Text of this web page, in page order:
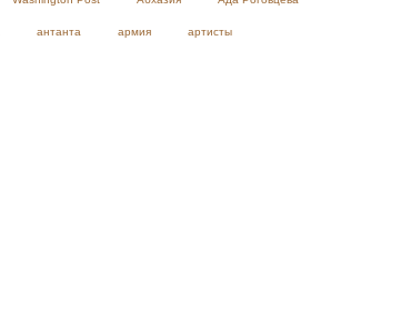
антанта армия артисты